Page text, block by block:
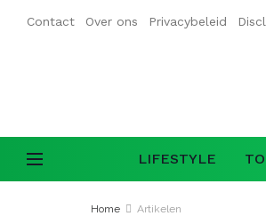
Contact Over ons Privacybeleid
LIFESTYLE
Home Artikelen